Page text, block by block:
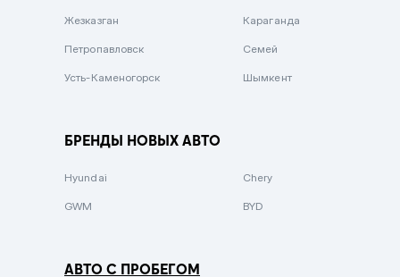
Зеленый металлик
Жезказган Караганда
Петропавловск Семей
Усть-Каменогорск Шымкент
БРЕНДЫ НОВЫХ АВТО
Hyundai Chery
GWM BYD
АВТО С ПРОБЕГОМ